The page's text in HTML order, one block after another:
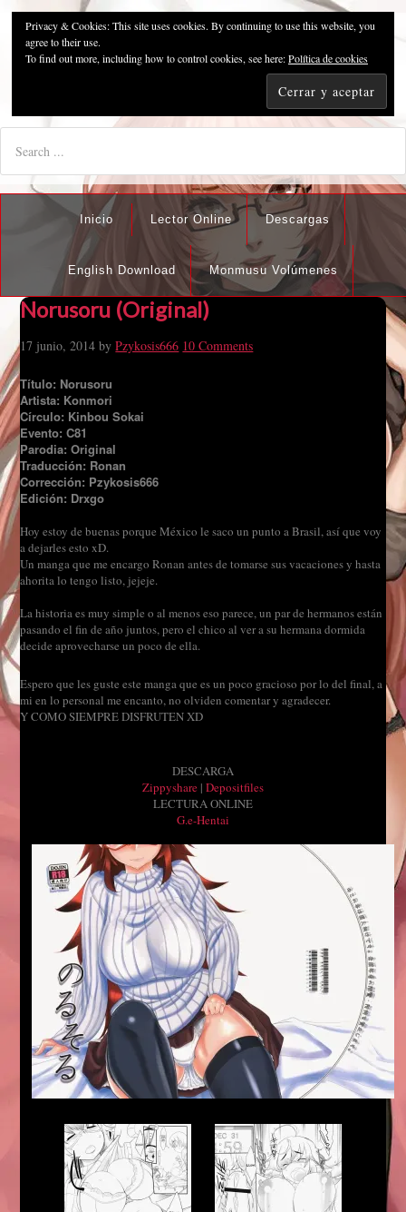
Pzykosis666HFansub
"I'm the best there is at what I do, but what I do best isn't very
Inicio Lector Online Descargas
English Download Monmusu Volúmenes
Norusoru (Original)
17 junio, 2014 byPzykosis666 10 Comments
Título: Norusoru
Artista: Konmori
Círculo: Kinbou Sokai
Evento: C81
Parodia: Original
Traducción: Ronan
Corrección: Pzykosis666
Edición: Drxgo
Hoy estoy de buenas porque México le saco un punto a Brasil, así que voy
a dejarles esto xD.
Un manga que me encargo Ronan antes de tomarse sus vacaciones y hasta
ahorita lo tengo listo, jejeje.
La historia es muy simple o al menos eso parece, un par de hermanos están
pasando el fin de año juntos, pero el chico al ver a su hermana dormida
decide aprovecharse un poco de ella.
Espero que les guste este manga que es un poco gracioso por lo del final, a
mi en lo personal me encanto, no olviden comentar y agradecer.
Y COMO SIEMPRE DISFRUTEN XD
DESCARGA
Zippyshare | Depositfiles
LECTURA ONLINE
G.e-Hentai
Privacy & Cookies: This site uses cookies. By continuing to use this website, you
agree to their use.
To find out more, including how to control cookies, see here:Política de cookies